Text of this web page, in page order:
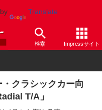
Translate
検索 Impressサイト
の他
クラシックカー向
T/A」